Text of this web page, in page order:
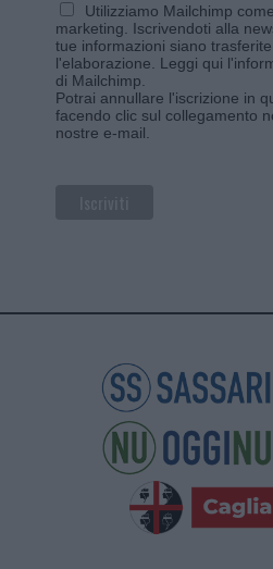
Utilizziamo Mailchimp
marketing. Iscrivendoti alla
tue informazioni siano
l'elaborazione. Leggi qui
di Mailchimp
Potrai annullare l'iscrizione in
facendo clic sul collegamento
nostre e-mail.